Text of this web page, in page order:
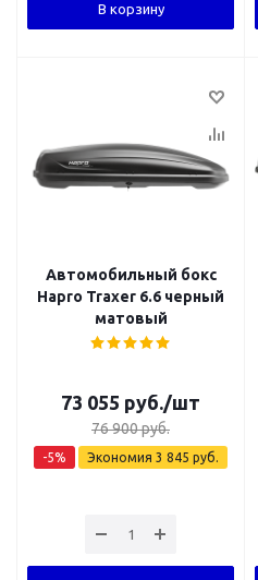
В корзину
Автомобильный бокс
Hapro Traxer 6.6 черный
матовый
73 055 руб./шт
76 900руб.
-5% Экономия 3 845 руб.